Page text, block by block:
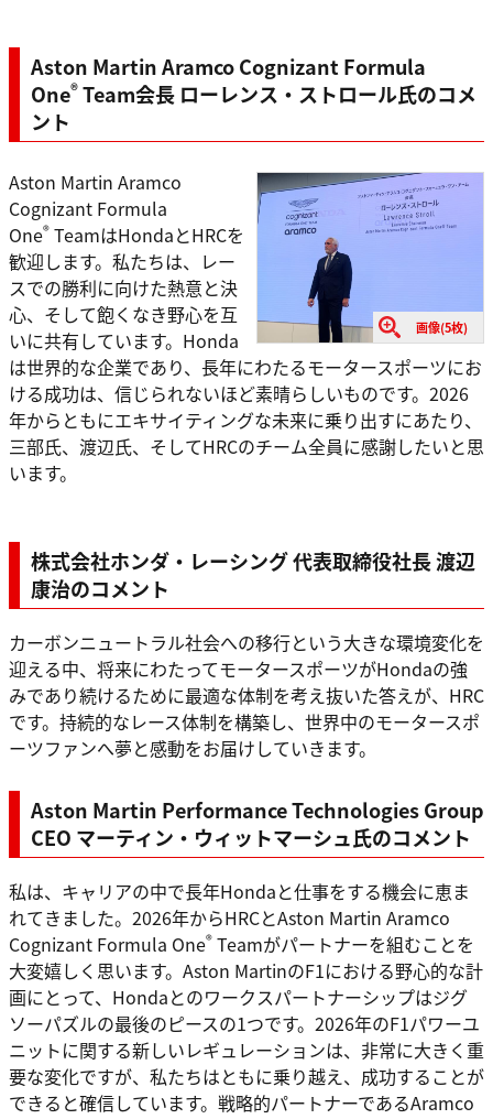
Aston Martin Aramco Cognizant Formula
One® Team会長 ローレンス・ストロール氏のコメ
ント
画像(5枚)
Aston Martin Aramco
Cognizant Formula
One® TeamはHondaとHRCを
歓迎します。私たちは、レー
スでの勝利に向けた熱意と決
心、そして飽くなき野心を互
いに共有しています。Honda
は世界的な企業であり、長年にわたるモータースポーツにお
ける成功は、信じられないほど素晴らしいものです。2026
年からともにエキサイティングな未来に乗り出すにあたり、
三部氏、渡辺氏、そしてHRCのチーム全員に感謝したいと思
います。
株式会社ホンダ・レーシング 代表取締役社長 渡辺
康治のコメント
カーボンニュートラル社会への移行という大きな環境変化を
迎える中、将来にわたってモータースポーツがHondaの強
みであり続けるために最適な体制を考え抜いた答えが、HRC
です。持続的なレース体制を構築し、世界中のモータースポ
ーツファンへ夢と感動をお届けしていきます。
Aston Martin Performance Technologies Group
CEO マーティン・ウィットマーシュ氏のコメント
私は、キャリアの中で長年Hondaと仕事をする機会に恵ま
れてきました。2026年からHRCとAston Martin Aramco
Cognizant Formula One® Teamがパートナーを組むことを
大変嬉しく思います。Aston MartinのF1における野心的な計
画にとって、Hondaとのワークスパートナーシップはジグ
ソーパズルの最後のピースの1つです。2026年のF1パワーユ
ニットに関する新しいレギュレーションは、非常に大きく重
要な変化ですが、私たちはともに乗り越え、成功することが
できると確信しています。戦略的パートナーであるAramco